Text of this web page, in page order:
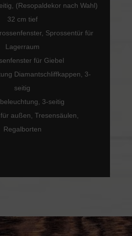
(Resopaldekor nach Wahl)
32 cm tief
Sprossentür für
Lagerraum
für Giebel
Diamantschliffkappen, 3-
seitig
3-seitig
außen, Tresensäulen,
Regalborten